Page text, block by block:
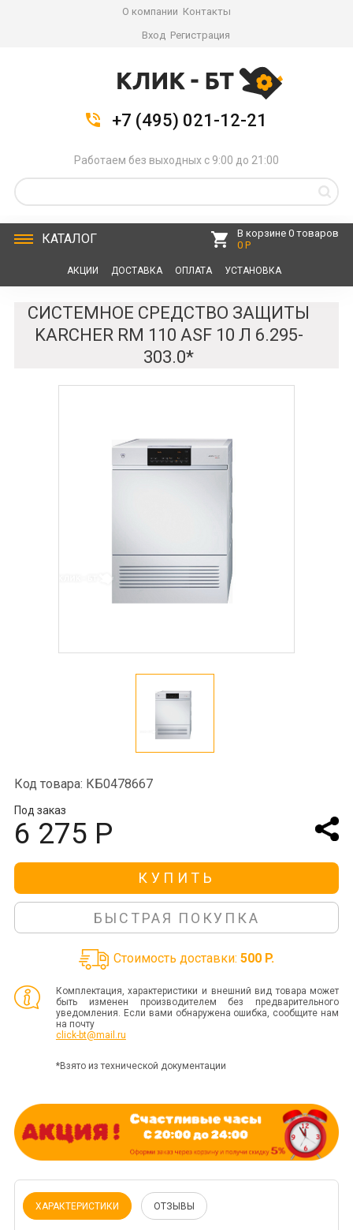
О компании Контакты
Вход Регистрация
+7 (495) 021-12-21
Работаем без выходных с 9:00 до 21:00
КАТАЛОГ
В корзине 0 товаров
0 Р
АКЦИИ ДОСТАВКА ОПЛАТА УСТАНОВКА
СИСТЕМНОЕ СРЕДСТВО ЗАЩИТЫ
KARCHER RM 110 ASF 10 Л 6.295-
303.0*
Код товара: КБ0478667
Под заказ
6 275 Р
КУПИТЬ
БЫСТРАЯ ПОКУПКА
Стоимость доставки: 500 P.
Комплектация, характеристики и внешний вид товара может
быть изменен производителем без предварительного
уведомления. Если вами обнаружена ошибка, сообщите нам
на почту
click-bt@mail.ru
*Взято из технической документации
ХАРАКТЕРИСТИКИ ОТЗЫВЫ